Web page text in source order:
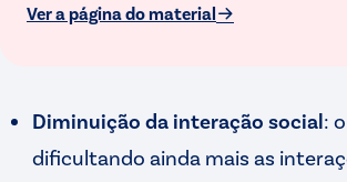
Ver a página do material
Diminuição da interação social:
dificultando ainda mais as